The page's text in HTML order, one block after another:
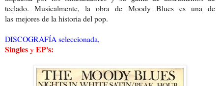
teclado. Musicalmente, la obra de Moody Blues es una de
las mejores de la historia del pop.
DISCOGRAFÍA seleccionada,
SinglesyEP's: